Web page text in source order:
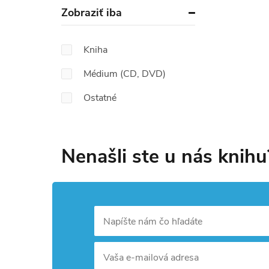
Zobraziť iba
Kniha
Médium (CD, DVD)
Ostatné
Nenašli ste u nás
Napíšte nám čo hľadáte
Vaša e-mailová adresa